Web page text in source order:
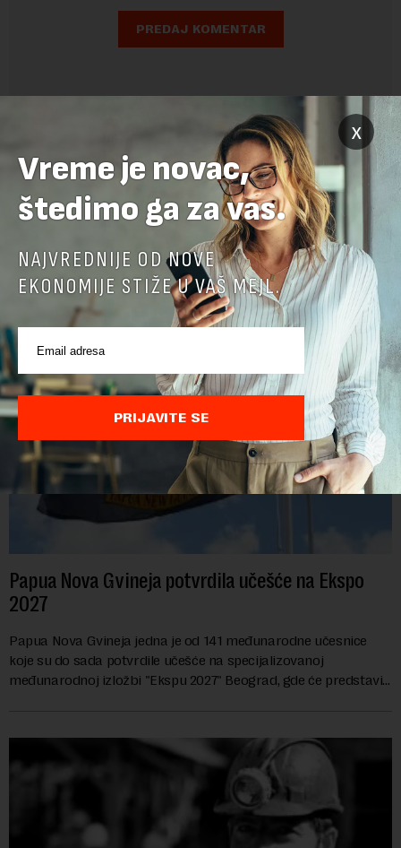
POVEZANI SADRŽAJI
Papua Nova Gvineja potvrdila učešće na Ekspo
2027
Papua Nova Gvineja jedna je od 141 međunarodne učesnice
koje su do sada potvrdile učešće na specijalizovanoj
međunarodnoj izložbi "Ekspu 2027" Beograd, gde će predstaviti
x
Vreme je novac,
štedimo ga za vas.
NAJVREDNIJE OD NOVE
EKONOMIJE STIŽE U VAŠ MEJL.
PRIJAVITE SE